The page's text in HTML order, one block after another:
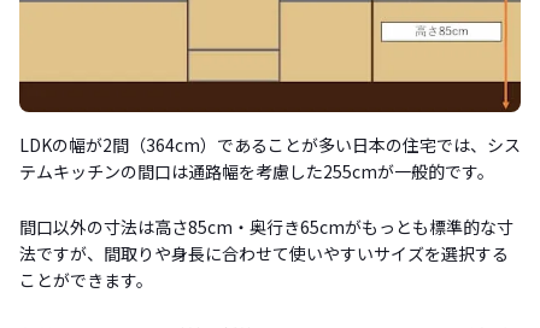
LDKの幅が2間（364cm）であることが多い日本の住宅では、シス
テムキッチンの間口は通路幅を考慮した255cmが一般的です。
間口以外の寸法は高さ85cm・奥行き65cmがもっとも標準的な寸
法ですが、間取りや身長に合わせて使いやすいサイズを選択する
ことができます。